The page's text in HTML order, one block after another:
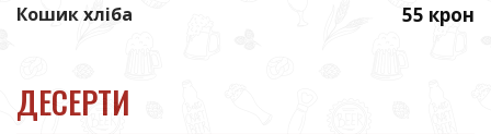
Кошик хліба 55 крон
ДЕСЕРТИ